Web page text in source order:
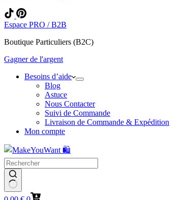
Espace PRO / B2B
Boutique Particuliers (B2C)
Gagner de l'argent
Besoins d’aide
Blog
Astuce
Nous Contacter
Suivi de Commande
Livraison de Commande & Expédition
Mon compte
Panier